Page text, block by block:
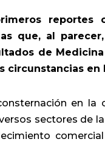
reportes
que, al
de
circunstancias
en la
sectores de